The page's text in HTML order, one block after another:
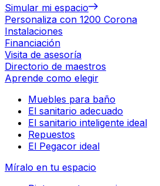
Simular mi espacio
Personaliza con 1200 Corona
Instalaciones
Financiación
Visita de asesoría
Directorio de maestros
Aprende como elegir
Muebles para baño
El sanitario adecuado
El sanitario inteligente ideal
Repuestos
El Pegacor ideal
Míralo en tu espacio